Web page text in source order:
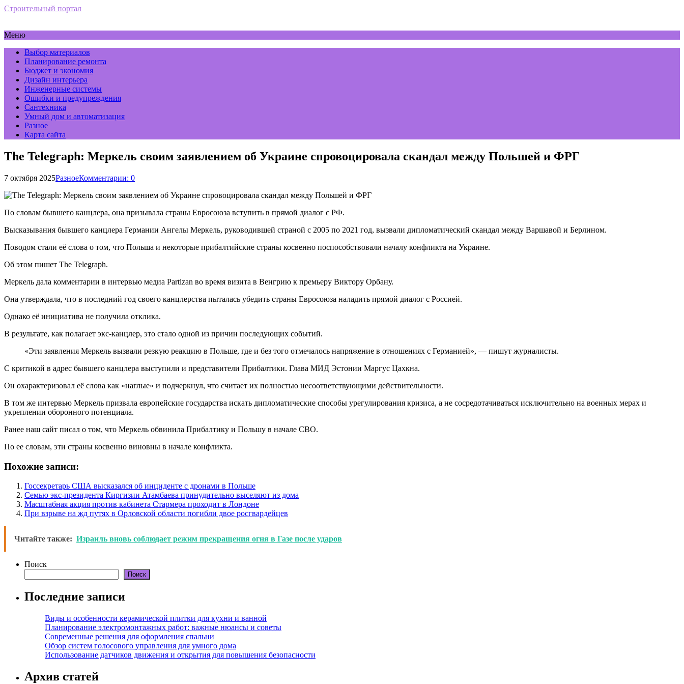
Строительный портал
Меню
Выбор материалов
Планирование ремонта
Бюджет и экономия
Дизайн интерьера
Инженерные системы
Ошибки и предупреждения
Сантехника
Умный дом и автоматизация
Разное
Карта сайта
The Telegraph: Меркель своим заявлением об Украине спровоцировала скандал между Польшей и ФРГ
7 октября 2025РазноеКомментарии: 0
По словам бывшего канцлера, она призывала страны Евросоюза вступить в прямой диалог с РФ.
Высказывания бывшего канцлера Германии Ангелы Меркель, руководившей страной с 2005 по 2021 год, вызвали дипломатический скандал между Варшавой и Берлином.
Поводом стали её слова о том, что Польша и некоторые прибалтийские страны косвенно поспособствовали началу конфликта на Украине.
Об этом пишет The Telegraph.
Меркель дала комментарии в интервью медиа Partizan во время визита в Венгрию к премьеру Виктору Орбану.
Она утверждала, что в последний год своего канцлерства пыталась убедить страны Евросоюза наладить прямой диалог с Россией.
Однако её инициатива не получила отклика.
В результате, как полагает экс-канцлер, это стало одной из причин последующих событий.
«Эти заявления Меркель вызвали резкую реакцию в Польше, где и без того отмечалось напряжение в отношениях с Германией», — пишут журналисты.
С критикой в адрес бывшего канцлера выступили и представители Прибалтики. Глава МИД Эстонии Маргус Цахкна.
Он охарактеризовал её слова как «наглые» и подчеркнул, что считает их полностью несоответствующими действительности.
В том же интервью Меркель призвала европейские государства искать дипломатические способы урегулирования кризиса, а не сосредотачиваться исключительно на военных мерах и
укреплении оборонного потенциала.
Ранее наш сайт писал о том, что Меркель обвинила Прибалтику и Польшу в начале СВО.
По ее словам, эти страны косвенно виновны в начале конфликта.
Похожие записи:
Госсекретарь США высказался об инциденте с дронами в Польше
Семью экс-президента Киргизии Атамбаева принудительно выселяют из дома
Масштабная акция против кабинета Стармера проходит в Лондоне
При взрыве на жд путях в Орловской области погибли двое росгвардейцев
Читайте также: Израиль вновь соблюдает режим прекращения огня в Газе после ударов
Поиск
Поиск
Последние записи
Виды и особенности керамической плитки для кухни и ванной
Планирование электромонтажных работ: важные нюансы и советы
Современные решения для оформления спальни
Обзор систем голосового управления для умного дома
Использование датчиков движения и открытия для повышения безопасности
Архив статей